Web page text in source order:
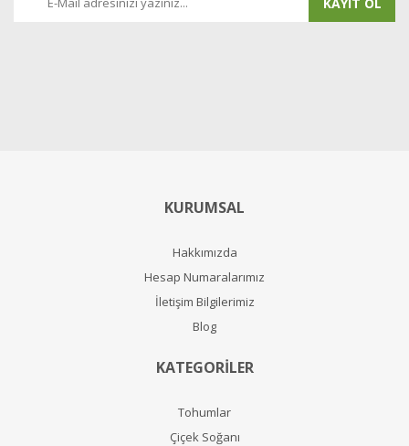
KURUMSAL
Hakkımızda
Hesap Numaralarımız
İletişim Bilgilerimiz
Blog
KATEGORİLER
Tohumlar
Çiçek Soğanı